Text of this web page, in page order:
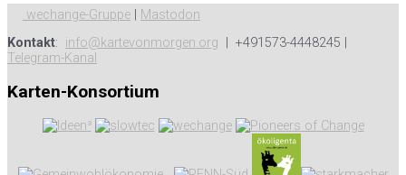
wechange-Gruppe
Mastodon
Kontakt: info@kartevonmorgen.org | +491573-4448245 |
Telegram-Kanal
Karten-Konsortium